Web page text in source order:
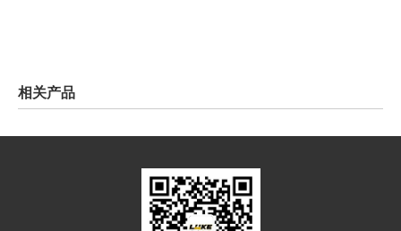
相关产品